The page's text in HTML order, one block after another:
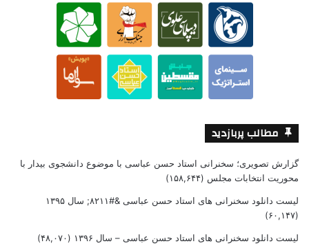
مطالب پربازدید
گزارش تصویری؛ سخنرانی استاد حسن عباسی با موضوع دانشجوی بیدار با
محوریت انتخابات مجلس (۱۵۸,۶۴۴)
لیست دانلود سخنرانی های استاد حسن عباسی &#۸۲۱۱; سال ۱۳۹۵
(۶۰,۱۴۷)
لیست دانلود سخنرانی های استاد حسن عباسی – سال ۱۳۹۶ (۴۸,۰۷۰)